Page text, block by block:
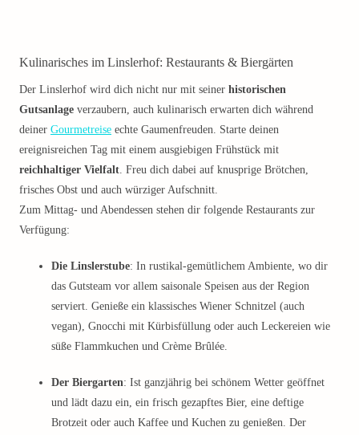
Kulinarisches im Linslerhof: Restaurants & Biergärten
Der Linslerhof wird dich nicht nur mit seiner historischen
Gutsanlage verzaubern, auch kulinarisch erwarten dich während
deiner Gourmetreise echte Gaumenfreuden. Starte deinen
ereignisreichen Tag mit einem ausgiebigen Frühstück mit
reichhaltiger Vielfalt. Freu dich dabei auf knusprige Brötchen,
frisches Obst und auch würziger Aufschnitt.
Zum Mittag- und Abendessen stehen dir folgende Restaurants zur
Verfügung:
Die Linslerstube: In rustikal-gemütlichem Ambiente, wo dir
das Gutsteam vor allem saisonale Speisen aus der Region
serviert. Genieße ein klassisches Wiener Schnitzel (auch
vegan), Gnocchi mit Kürbisfüllung oder auch Leckereien wie
süße Flammkuchen und Crème Brûlée.
Der Biergarten: Ist ganzjährig bei schönem Wetter geöffnet
und lädt dazu ein, ein frisch gezapftes Bier, eine deftige
Brotzeit oder auch Kaffee und Kuchen zu genießen. Der